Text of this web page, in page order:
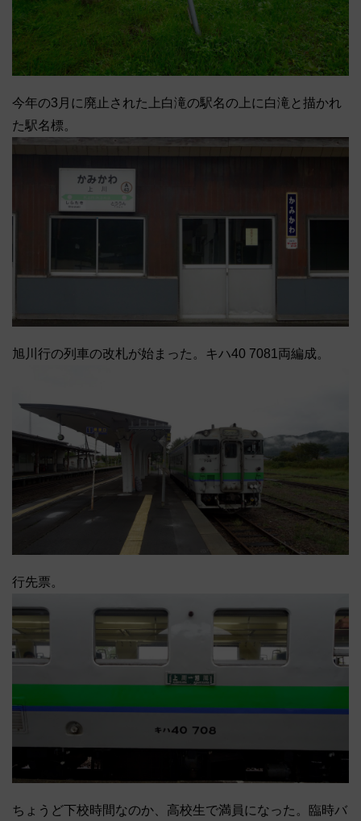
今年の3月に廃止された上白滝の駅名の上に白滝と描かれ
た駅名標。
旭川行の列車の改札が始まった。キハ40 7081両編成。
行先票。
ちょうど下校時間なのか、高校生で満員になった。臨時バ